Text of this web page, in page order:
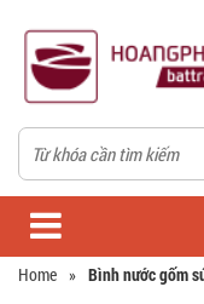
Home » Bình nước gốm